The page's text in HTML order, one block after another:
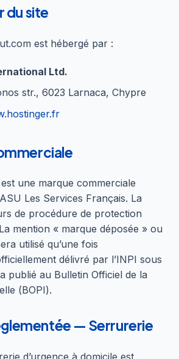
du site
est hébergé par :
Ltd.
str., 6023 Larnaca, Chypre
une marque commerciale
Les Services Français. La
de procédure de protection
mention « marque déposée » ou
utilisé qu’une fois
délivré par l’INPI sous
publié au Bulletin Officiel de la
(BOPI).
— Serrurerie
d’urgence à domicile est